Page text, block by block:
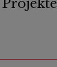
Projekte